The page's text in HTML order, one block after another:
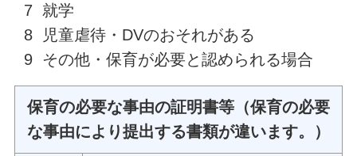
7 就学
8 児童虐待・DVのおそれがある
9 その他・保育が必要と認められる場合
保育の必要な事由の証明書等（保育の必要
な事由により提出する書類が違います。）